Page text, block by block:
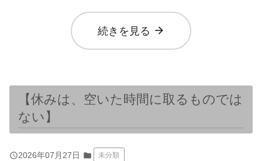
続きを見る arrow_forward
【休みは、空いた時間に取るものでは
ない】
query_builder2026年07月27日 folder 未分類